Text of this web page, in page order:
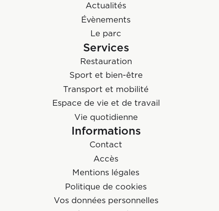
Actualités
Évènements
Le parc
Services
Restauration
Sport et bien-être
Transport et mobilité
Espace de vie et de travail
Vie quotidienne
Informations
Contact
Accès
Mentions légales
Politique de cookies
Vos données personnelles